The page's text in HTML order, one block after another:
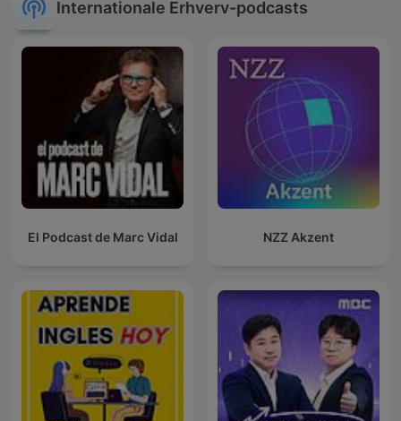
Internationale Erhverv-podcasts
El Podcast de Marc Vidal NZZ Akzent